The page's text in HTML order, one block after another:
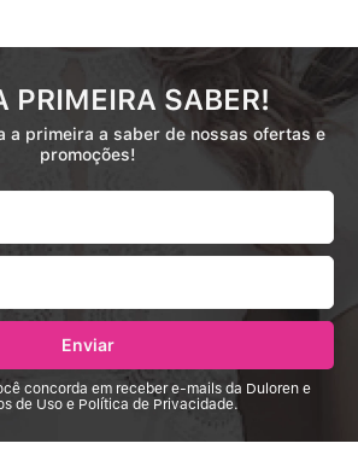
PRIMEIRA SABER!
a primeira a saber de nossas ofertas e
promoções!
Enviar
concorda em receber e-mails da Duloren e
de Uso e Política de Privacidade.